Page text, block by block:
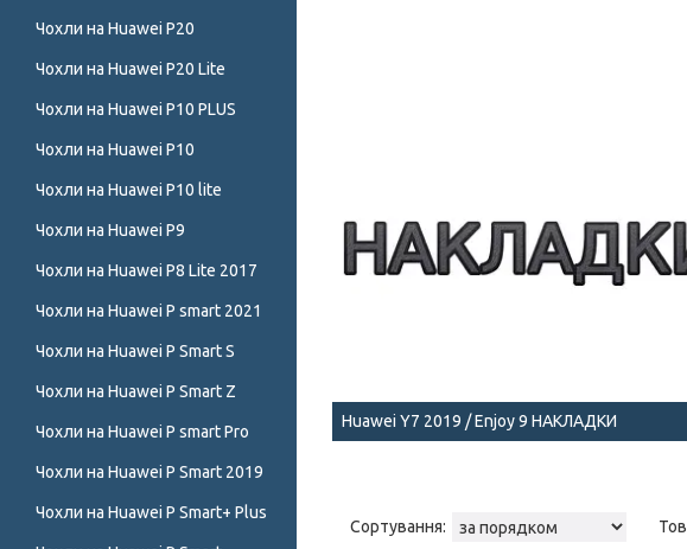
Huawei Y7 2019 / Enjoy 9 НАКЛАДКИ
Чохли на Huawei P20
Чохли на Huawei P20 Lite
Чохли на Huawei P10 PLUS
Чохли на Huawei P10
Чохли на Huawei P10 lite
Чохли на Huawei P9
Чохли на Huawei P8 Lite 2017
Чохли на Huawei P smart 2021
Чохли на Huawei P Smart S
Чохли на Huawei P Smart Z
Чохли на Huawei P smart Pro
Чохли на Huawei P Smart 2019
Чохли на Huawei P Smart+ Plus